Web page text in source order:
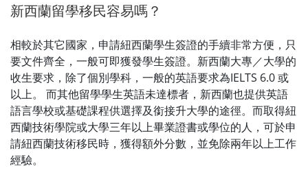
新西蘭留學移民容易嗎？
相較於其它國家，申請紐西蘭學生簽證的手續非常方便，只
要文件齊全，一般可即獲發學生簽證。新西蘭大專／大學的
收生要求，除了個別學科，一般的英語要求為IELTS 6.0 或
以上。 而其他留學學生英語未達標者，新西蘭也提供英語
語言學校或基礎課程供選擇及銜接升大學的途徑。而取得紐
西蘭技術學院或大學三年以上畢業證書或學位的人，可於申
請紐西蘭技術移民時，獲得額外分數，並免除兩年以上工作
經驗。